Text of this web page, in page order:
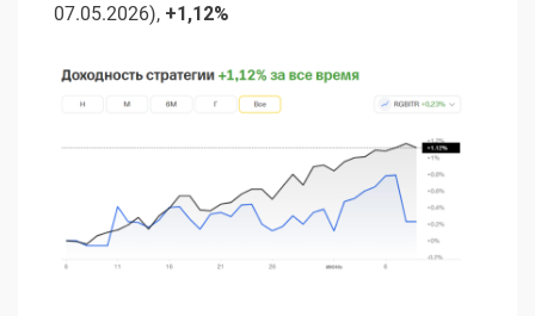
07.05.2026), +1,12%